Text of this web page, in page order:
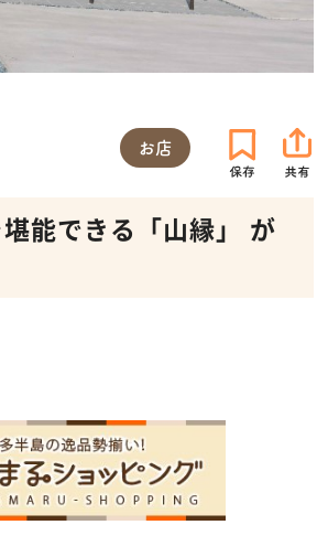
お店
能できる「山縁」 が